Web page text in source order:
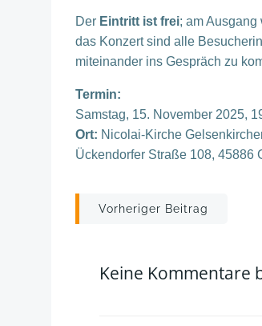
Der Eintritt ist frei; am Ausgang
das Konzert sind alle
miteinander ins Gespräch zu
Termin:
Samstag, 15. November 2025,
Ort: Nicolai-Kirche
Ückendorfer Straße 108, 45886
Post
Vorheriger Beitrag
Keine Kommentare